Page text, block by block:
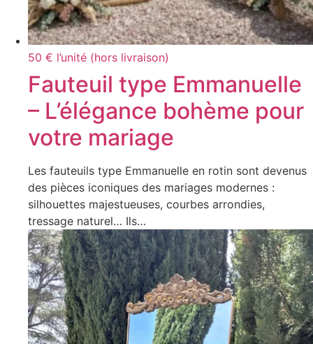
50 € l’unité (hors livraison)
Fauteuil type Emmanuelle
– L’élégance bohème pour
votre mariage
Les fauteuils type Emmanuelle en rotin sont devenus
des pièces iconiques des mariages modernes :
silhouettes majestueuses, courbes arrondies,
tressage naturel… Ils…